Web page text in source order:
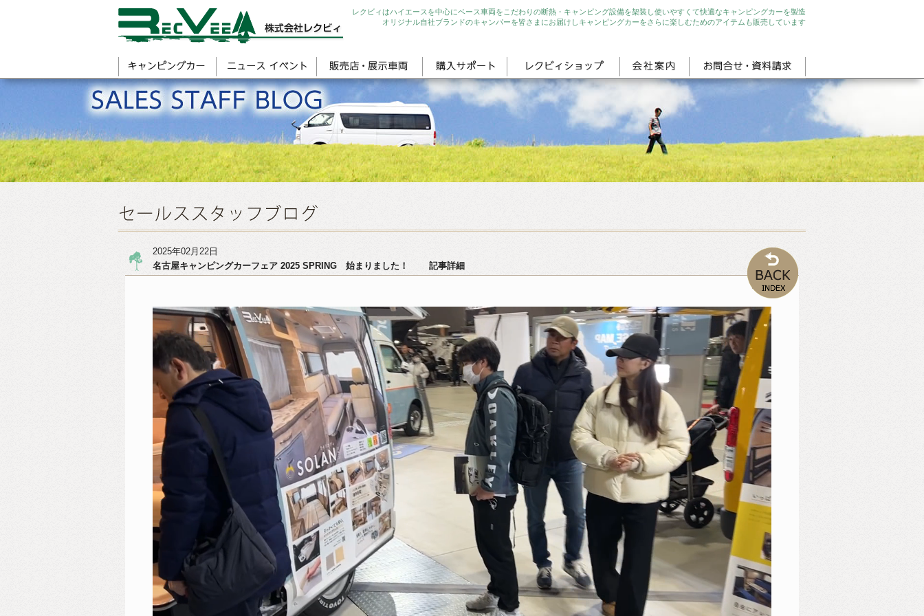
レクビィはハイエースを中心にベース車両をこだわりの断熱・キャンピング設備を架装し使いやすくて快適なキャンピングカーを製造
オリジナル自社ブランドのキャンパーを皆さまにお届けしキャンピングカーをさらに楽しむためのアイテムも販売しています
2025年02月22日
名古屋キャンピングカーフェア 2025 SPRING 始まりました！ 記事詳細